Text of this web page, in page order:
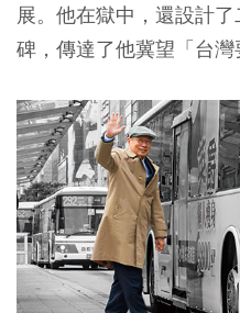
展。他在獄中，還設計
碑，傳達了他冀望「台灣